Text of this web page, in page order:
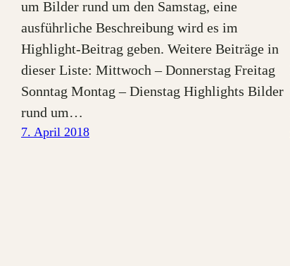
um Bilder rund um den Samstag, eine
ausführliche Beschreibung wird es im
Highlight-Beitrag geben. Weitere Beiträge in
dieser Liste: Mittwoch – Donnerstag Freitag
Sonntag Montag – Dienstag Highlights Bilder
rund um…
7. April 2018